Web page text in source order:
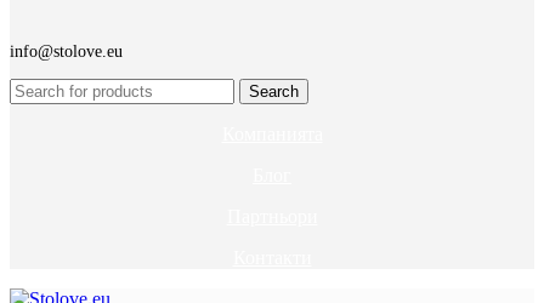
info@stolove.eu
Search